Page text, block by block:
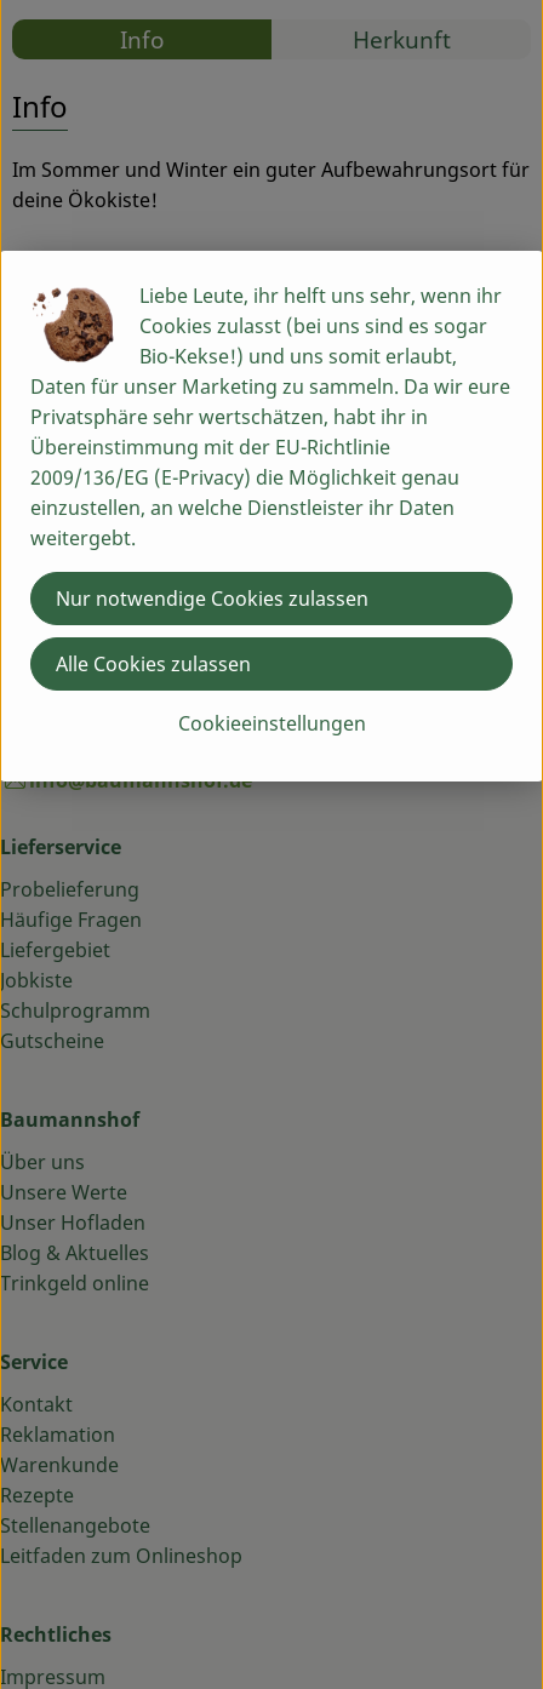
Blog & Aktuelles
Service
Rezepte
Info Herkunft
Info
Im Sommer und Winter ein guter Aufbewahrungsort für
deine Ökokiste!
Produktinformationen
Herkunft
Du hast eine Frage? Wir helfen dir gern:
Egenhausen 54
91619 Obernzenn
Montag bis Freitag: 9 bis 13 Uhr
info@baumannshof.de
Lieferservice
Probelieferung
Häufige Fragen
Liefergebiet
Jobkiste
Schulprogramm
Gutscheine
Baumannshof
Über uns
Unsere Werte
Unser Hofladen
Blog & Aktuelles
Trinkgeld online
Service
Kontakt
Reklamation
Warenkunde
Rezepte
Stellenangebote
Leitfaden zum Onlineshop
Rechtliches
Impressum
Liebe Leute, ihr helft uns sehr, wenn ihr
Cookies zulasst (bei uns sind es sogar
Bio-Kekse!) und uns somit erlaubt,
Daten für unser Marketing zu sammeln. Da wir eure
Privatsphäre sehr wertschätzen, habt ihr in
Übereinstimmung mit der EU-Richtlinie
2009/136/EG (E-Privacy) die Möglichkeit genau
einzustellen, an welche Dienstleister ihr Daten
weitergebt.
Cookieeinstellungen
Nur notwendige Cookies zulassen
Alle Cookies zulassen